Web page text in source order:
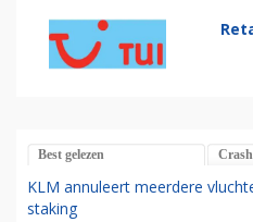
Best gelezen
KLM annuleert meerdere
staking